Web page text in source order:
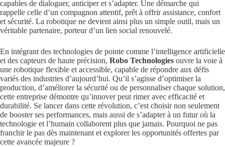
capables de dialoguer, anticiper et s’adapter. Une démarche qui
rappelle celle d’un compagnon attentif, prêt à offrir assistance, confort
et sécurité. La robotique ne devient ainsi plus un simple outil, mais un
véritable partenaire, porteur d’un lien social renouvelé.
En intégrant des technologies de pointe comme l’intelligence artificielle
et des capteurs de haute précision, Robo Technologies ouvre la voie à
une robotique flexible et accessible, capable de répondre aux défis
variés des industries d’aujourd’hui. Qu’il s’agisse d’optimiser la
production, d’améliorer la sécurité ou de personnaliser chaque solution,
cette entreprise démontre qu’innover peut rimer avec efficacité et
durabilité. Se lancer dans cette révolution, c’est choisir non seulement
de booster ses performances, mais aussi de s’adapter à un futur où la
technologie et l’humain collaborent plus que jamais. Pourquoi ne pas
franchir le pas dès maintenant et explorer les opportunités offertes par
cette avancée majeure ?